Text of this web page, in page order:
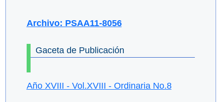
Archivo: PSAA11-8056
Gaceta de Publicación
Año XVIII - Vol.XVIII - Ordinaria No.8